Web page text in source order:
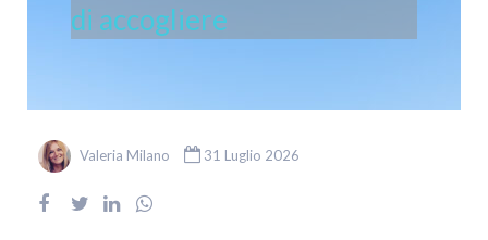
di accogliere
Valeria Milano 31 Luglio 2026